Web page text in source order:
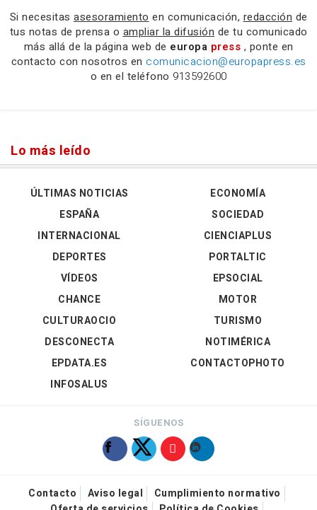
Si necesitas asesoramiento en comunicación, redacción de
tus notas de prensa o ampliar la difusión de tu comunicado
más allá de la página web de europa press , ponte en
contacto con nosotros en comunicacion@europapress.es
o en el teléfono 913592600
Lo más leído
ÚLTIMAS NOTICIAS
ESPAÑA
INTERNACIONAL
DEPORTES
VÍDEOS
ECONOMÍA
SOCIEDAD
CIENCIAPLUS
PORTALTIC
EPSOCIAL
CHANCE
CULTURAOCIO
DESCONECTA
EPDATA.ES
INFOSALUS
MOTOR
TURISMO
NOTIMÉRICA
CONTACTOPHOTO
SÍGUENOS
Contacto Aviso legal
Cumplimiento normativo